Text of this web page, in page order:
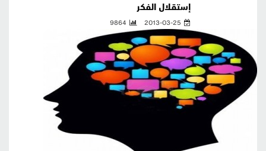
إستقلال الفكر
2013-03-25
9864